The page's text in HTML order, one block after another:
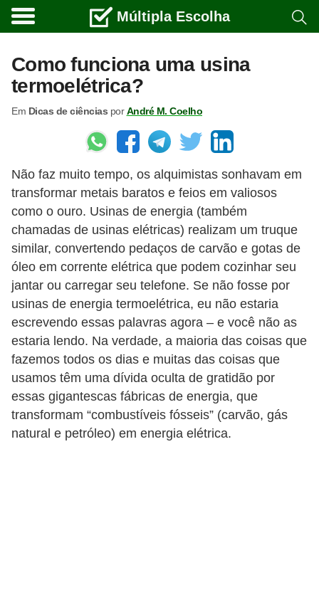
Múltipla Escolha
Como funciona uma usina
termoelétrica?
Em Dicas de ciências porAndré M. Coelho
Não faz muito tempo, os alquimistas sonhavam em
transformar metais baratos e feios em valiosos
como o ouro. Usinas de energia (também
chamadas de usinas elétricas) realizam um truque
similar, convertendo pedaços de carvão e gotas de
óleo em corrente elétrica que podem cozinhar seu
jantar ou carregar seu telefone. Se não fosse por
usinas de energia termoelétrica, eu não estaria
escrevendo essas palavras agora – e você não as
estaria lendo. Na verdade, a maioria das coisas que
fazemos todos os dias e muitas das coisas que
usamos têm uma dívida oculta de gratidão por
essas gigantescas fábricas de energia, que
transformam “combustíveis fósseis” (carvão, gás
natural e petróleo) em energia elétrica.
C
r
s
o
c
a
r
e
i
r
a
D
i
c
a
s